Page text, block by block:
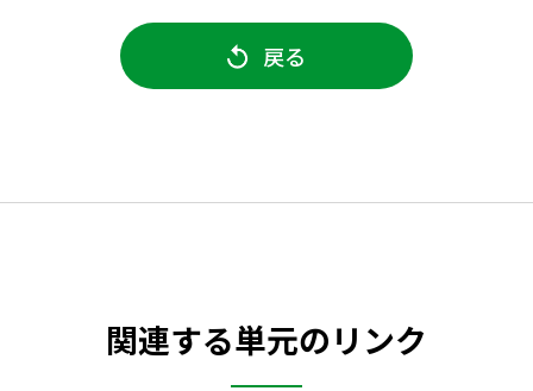
戻る
関連する単元のリンク